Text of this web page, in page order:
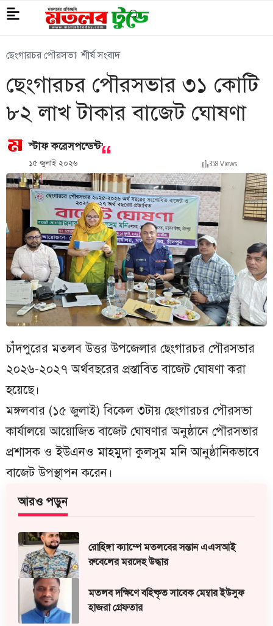
ছেংগারচর পৌরসভা শীর্ষ সংবাদ
ছেংগারচর পৌরসভার ৩১ কোটি
৮২ লাখ টাকার বাজেট ঘোষণা
স্টাফ করেসপন্ডেন্ট,
১৫ জুলাই ২০২৬ 358 Views
চাঁদপুরের মতলব উত্তর উপজেলার ছেংগারচর পৌরসভার
২০২৬-২০২৭ অর্থবছরের প্রস্তাবিত বাজেট ঘোষণা করা
হয়েছে।
মঙ্গলবার (১৫ জুলাই) বিকেল ৩টায় ছেংগারচর পৌরসভা
কার্যালয়ে আয়োজিত বাজেট ঘোষণার অনুষ্ঠানে পৌরসভার
প্রশাসক ও ইউএনও মাহমুদা কুলসুম মনি আনুষ্ঠানিকভাবে
বাজেট উপস্থাপন করেন।
আরও পড়ুন
রোহিঙ্গা ক্যাম্পে মতলবের সন্তান এএসআই
রুবেলের মরদেহ উদ্ধার
মতলব দক্ষিণে বহিষ্কৃত সাবেক মেম্বার ইউসুফ
হাজরা গ্রেফতার